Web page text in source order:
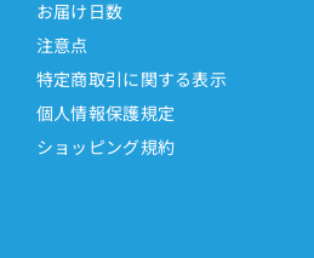
お届け日数
注意点
特定商取引に関する表示
個人情報保護規定
ショッピング規約